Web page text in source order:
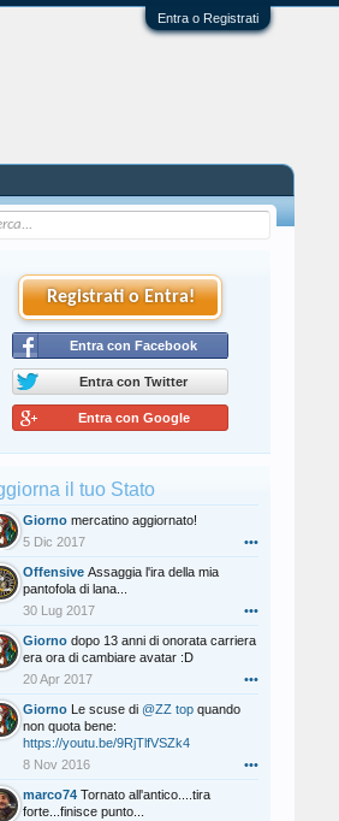
Entra o Registrati
gli utenti che partecipano al
qui di seguito:Regolamento
Registrati o Entra!
Entra con Facebook
Entra con Twitter
Entra con Google
il tuo Stato
Giorno mercatino aggiornato!
5 Dic 2017
•••
Offensive Assaggia l'ira della mia
pantofola di lana...
30 Lug 2017
•••
Giorno dopo 13 anni di onorata carriera
era ora di cambiare avatar :D
20 Apr 2017
•••
Giorno Le scuse di @ZZ top quando
non quota bene:
https://youtu.be/9RjTlfVSZk4
8 Nov 2016
•••
marco74 Tornato all'antico....tira
forte...finisce punto...